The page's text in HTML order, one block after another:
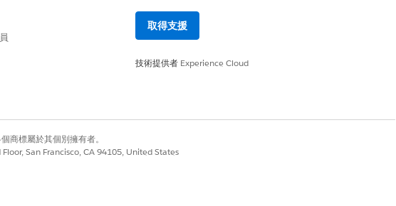
取得支援
技術提供者 Experience Cloud
商標屬於其個別擁有者。
San Francisco, CA 94105, United States